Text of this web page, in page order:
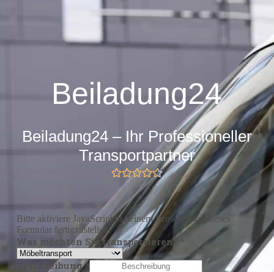
Beiladung24
Beiladung24 – Ihr Professioneller
Transportpartner
Bitte aktiviere JavaScript in deinem Browser, um dieses
Formular fertigzustellen.
Was möchten Sie transportieren? *
Beschreibung*